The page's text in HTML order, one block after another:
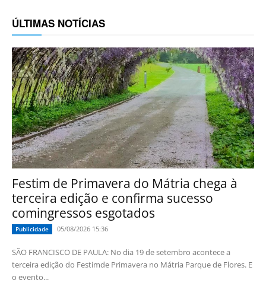
ÚLTIMAS NOTÍCIAS
Festim de Primavera do Mátria chega à
terceira edição e confirma sucesso
comingressos esgotados
Publicidade 05/08/2026 15:36
SÃO FRANCISCO DE PAULA: No dia 19 de setembro acontece a
terceira edição do Festimde Primavera no Mátria Parque de Flores. E
o evento...